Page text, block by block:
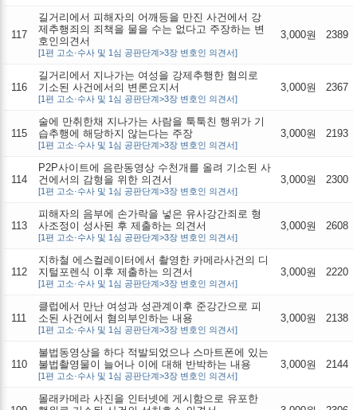
117
길거리에서 피해자의 어깨등을 만진 사건에서 강
제추행죄의 죄책을 물을 수는 없다고 주장하는 변
호인의견서
[1편 고소·수사 및 1심 공판단계>3장 변호인 의견서]
3,000원 2389
116
길거리에서 지나가는 여성을 강제추행한 혐의로
기소된 사건에서의 변론요지서
[1편 고소·수사 및 1심 공판단계>3장 변호인 의견서]
3,000원 2367
115
술에 만취한채 지나가는 사람을 툭툭친 행위가 기
습추행에 해당하지 않는다는 주장
[1편 고소·수사 및 1심 공판단계>3장 변호인 의견서]
3,000원 2193
114
P2P사이트에 음란동영상 수천개를 올려 기소된 사
건에서의 감형을 위한 의견서
[1편 고소·수사 및 1심 공판단계>3장 변호인 의견서]
3,000원 2300
113
피해자의 음부에 손가락을 넣은 유사강간죄로 형
사조정이 성사된 후 제출하는 의견서
[1편 고소·수사 및 1심 공판단계>3장 변호인 의견서]
3,000원 2608
112
지하철 에스컬레이터에서 촬영한 카메라사건의 디
지털포렌식 이후 제출하는 의견서
[1편 고소·수사 및 1심 공판단계>3장 변호인 의견서]
3,000원 2220
111
클럽에서 만난 여성과 성관계이후 준강간으로 피
소된 사건에서 혐의부인하는 내용
[1편 고소·수사 및 1심 공판단계>3장 변호인 의견서]
3,000원 2138
110
불법동영상을 하다 적발되었으나 스마트폰에 있는
불법촬영물이 늘어나 이에 대해 반박하는 내용
[1편 고소·수사 및 1심 공판단계>3장 변호인 의견서]
3,000원 2144
몰래카메라 사진을 인터넷에 게시함으로 유포한